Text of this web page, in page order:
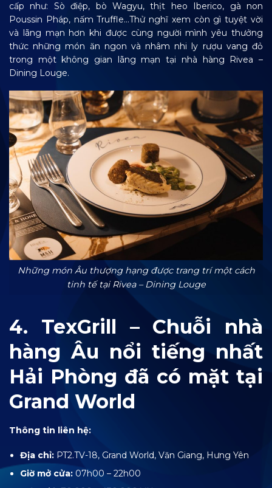
cấp như: Sò điệp, bò Wagyu, thịt heo Iberico, gà non
Poussin Pháp, nấm Truffle…Thử nghĩ xem còn gì tuyệt vời
và lãng mạn hơn khi được cùng người mình yêu thưởng
thức những món ăn ngon và nhâm nhi ly rượu vang đỏ
trong một không gian lãng mạn tại nhà hàng Rivea –
Dining Louge.
Những món Âu thượng hạng được trang trí một cách
tinh tế tại Rivea – Dining Louge
4. TexGrill – Chuỗi nhà
hàng Âu nổi tiếng nhất
Hải Phòng đã có mặt tại
Grand World
Thông tin liên hệ:
Địa chỉ: PT2.TV-18, Grand World, Văn Giang, Hưng Yên
Giờ mở cửa: 07h00 – 22h00